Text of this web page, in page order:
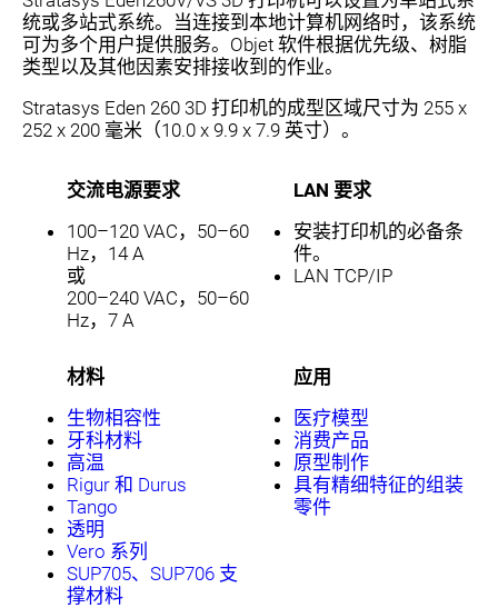
统或多站式系统。当连接到本地计算机网络时，该系统
可为多个用户提供服务。Objet 软件根据优先级、树脂
类型以及其他因素安排接收到的作业。
Stratasys Eden 260 3D 打印机的成型区域尺寸为 255 x
252 x 200 毫米（10.0 x 9.9 x 7.9 英寸）。
交流电源要求
100–120 VAC，50–60
Hz，14 A
或
200–240 VAC，50–60
Hz，7 A
LAN 要求
安装打印机的必备条
件。
LAN TCP/IP
材料
生物相容性
牙科材料
高温
Rigur 和 Durus
Tango
透明
Vero 系列
SUP705、SUP706 支
撑材料
应用
医疗模型
消费产品
原型制作
具有精细特征的组装
零件